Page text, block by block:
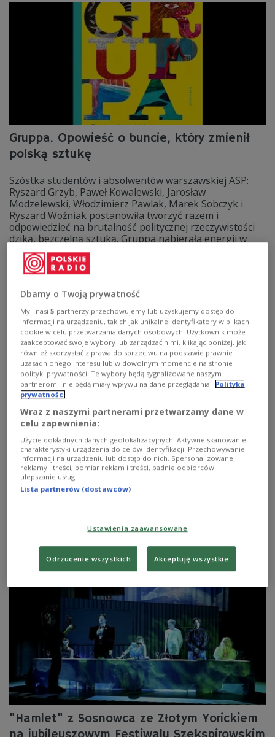
Gruppa. Opowieść o buncie, który zmienił
polską sztukę
Szóstka studentów i absolwentów warszawskiej ASP:
Ryszard Grzyb, Paweł Kowalewski, Jarosław
Modzelewski, Włodzimierz Pawlak, Marek Sobczyk i
Ryszard Woźniak postanowiła tworzyć razem i
odpowiedzieć na brutalność politycznej rzeczywistości
dziką, bezczelną sztuką. Gruppa nabierała energii w
czasie karnawału Solidarności, by wybuchnąć w stanie
wojennym.
Zobacz więcej na temat:
Opowieść o sukcesie i poświęceniu. "Nasza
rzecz" w Muzeum Tatrzańskim
Od wiejskiej szkółki do jednej z najważniejszych
instytucji kształtujących polską sztukę, rzemiosło,
przygotowana z okazji 150-lecia Szkoły Snycerskiej w
Zakopanem, to opowieść o sukcesie i poświęceniu.
"Hamlet" z Sosnowca ze Złotym Yorickiem
Dbamy o Twoją prywatność
My i nasi5 partnerzy przechowujemy lub uzyskujemy dostęp do
informacji na urządzeniu, takich jak unikalne identyfikatory w plikach
cookie w celu przetwarzania danych osobowych. Użytkownik może
zaakceptować swoje wybory lub zarządzać nimi, klikając poniżej, jak
również skorzystać z prawa do sprzeciwu na podstawie prawnie
uzasadnionego interesu lub w dowolnym momencie na stronie
polityki prywatności. Te wybory będą sygnalizowane naszym
partnerom i nie będą miały wpływu na dane przeglądania. Polityka
prywatności
Wraz z naszymi partnerami przetwarzamy dane w
celu zapewnienia:
Użycie dokładnych danych geolokalizacyjnych. Aktywne skanowanie
charakterystyki urządzenia do celów identyfikacji. Przechowywanie
informacji na urządzeniu lub dostęp do nich. Spersonalizowane
reklamy i treści, pomiar reklam i treści, badnie odbiorców i
ulepszanie usług.
Lista partnerów (dostawców)
Ustawienia zaawansowane
Odrzucenie wszystkich Akceptuję wszystkie